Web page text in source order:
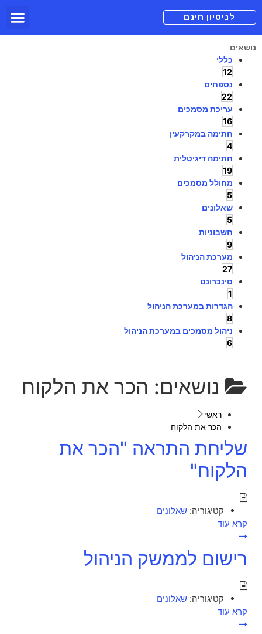
לניסיון חינם
נושאים
כללי
12
נספחים
22
עריכת מסמכים
16
חתימה במקרקעין
4
חתימה דיגיטלית
19
מחולל מסמכים
5
שאלונים
5
חשבוניות
9
מערכת הניהול
27
סינכרונט
1
הגדרות במערכת הניהול
8
ניהול מסמכים במערכת הניהול
6
נושאים: הכר את הלקוח
ראשי
הכר את הלקוח
שליחת התראה "הכר את
הלקוח"
קטיגוריה: שאלונים
קרא עוד
רישום לממשק הניהול
קטיגוריה: שאלונים
קרא עוד